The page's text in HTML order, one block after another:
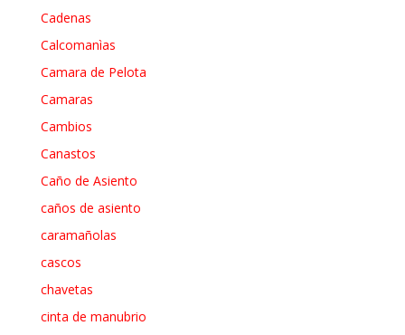
Cadenas
Calcomanìas
Camara de Pelota
Camaras
Cambios
Canastos
Caño de Asiento
caños de asiento
caramañolas
cascos
chavetas
cinta de manubrio